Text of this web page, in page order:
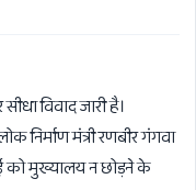
विवाद जारी है।
निर्माण मंत्री रणबीर गंगवा
मुख्यालय न छोड़ने के